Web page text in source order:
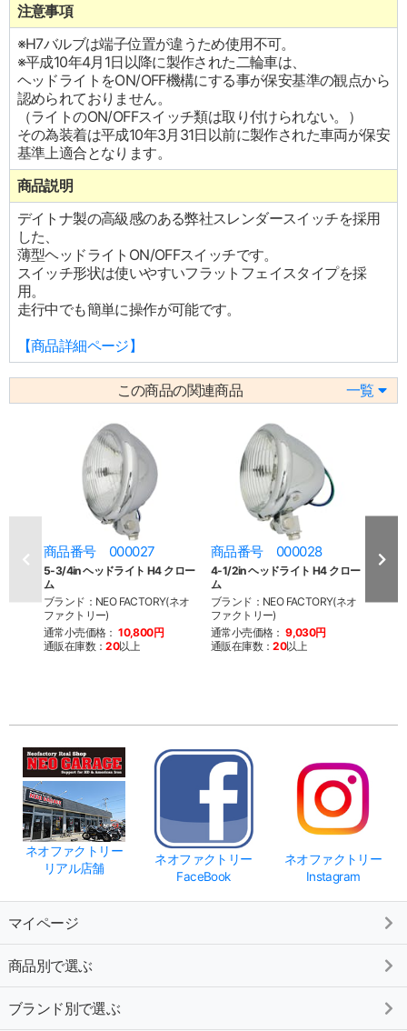
注意事項
※H7バルブは端子位置が違うため使用不可。
※平成10年4月1日以降に製作された二輪車は、
ヘッドライトをON/OFF機構にする事が保安基準の観点から
認められておりません。
（ライトのON/OFFスイッチ類は取り付けられない。）
その為装着は平成10年3月31日以前に製作された車両が保安
基準上適合となります。
商品説明
デイトナ製の高級感のある弊社スレンダースイッチを採用
した、
薄型ヘッドライトON/OFFスイッチです。
スイッチ形状は使いやすいフラットフェイスタイプを採
用。
走行中でも簡単に操作が可能です。
【商品詳細ページ】
この商品の関連商品 一覧
商品番号 000027
5-3/4in ヘッドライト H4 クロー
ム
ブランド：NEO FACTORY(ネオ
ファクトリー)
通常小売価格： 10,800円
通販在庫数：20以上
商品番号 000028
4-1/2in ヘッドライト H4 クロー
ム
ブランド：NEO FACTORY(ネオ
ファクトリー)
通常小売価格： 9,030円
通販在庫数：20以上
商
ブラ
ネオファクトリー
リアル店舗
ネオファクトリー
FaceBook
ネオファクトリー
Instagram
マイページ
商品別で選ぶ
ブランド別で選ぶ